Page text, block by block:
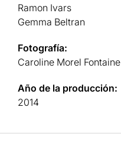
Ramon Ivars
Gemma Beltran
Fotografía:
Caroline Morel Fontaine
Año de la producción:
2014